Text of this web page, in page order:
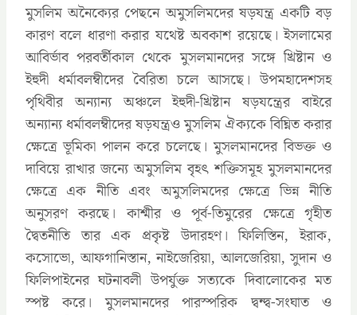
মুসলিম অনৈক্যের পেছনে অমুসলিমদের ষড়যন্ত্র একটি বড়
কারণ বলে ধারণা করার যথেষ্ট অবকাশ রয়েছে। ইসলামের
আবির্ভাব পরবর্তীকাল থেকে মুসলমানদের সঙ্গে খ্রিষ্টান ও
ইহুদী ধর্মাবলম্বীদের বৈরিতা চলে আসছে। উপমহাদেশসহ
পৃথিবীর অন্যান্য অঞ্চলে ইহুদী-খ্রিষ্টান ষড়যন্ত্রের বাইরে
অন্যান্য ধর্মাবলম্বীদের ষড়যন্ত্রও মুসলিম ঐক্যকে বিঘ্নিত করার
ক্ষেত্রে ভূমিকা পালন করে চলেছে। মুসলমানদের বিভক্ত ও
দাবিয়ে রাখার জন্যে অমুসলিম বৃহৎ শক্তিসমূহ মুসলমানদের
ক্ষেত্রে এক নীতি এবং অমুসলিমদের ক্ষেত্রে ভিন্ন নীতি
অনুসরণ করছে। কাশ্মীর ও পূর্ব-তিমুরের ক্ষেত্রে গৃহীত
দ্বৈতনীতি তার এক প্রকৃষ্ট উদারহণ। ফিলিস্তিন, ইরাক,
কসোভো, আফগানিস্তান, নাইজেরিয়া, আলজেরিয়া, সুদান ও
ফিলিপাইনের ঘটনাবলী উপর্যুক্ত সত্যকে দিবালোকের মত
স্পষ্ট করে। মুসলমানদের পারস্পরিক দ্বন্দ্ব-সংঘাত ও